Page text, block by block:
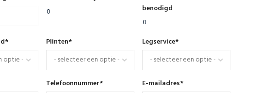
benodigd
* Plinten* Legservice*
Telefoonnummer* E-mailadres*